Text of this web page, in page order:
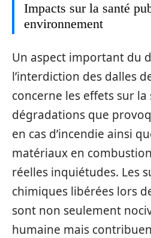
Impacts sur la santé
environnement
Un aspect important du
l’interdiction des dalles
concerne les effets sur
dégradations que
en cas d’incendie ainsi
matériaux en
réelles inquiétudes. Les
chimiques libérées lors
sont non seulement
humaine mais